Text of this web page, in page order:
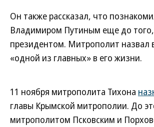
Он также рассказал, что
Владимиром Путиным еще до того,
президентом. Митрополит назвал
«одной из главных» в его жизни.
11 ноября митрополита Тихона
главы Крымской митрополии. До
митрополитом Псковским и